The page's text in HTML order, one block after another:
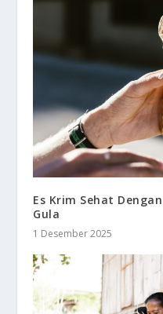
Es Krim Sehat
Gula
1 Desember 2025